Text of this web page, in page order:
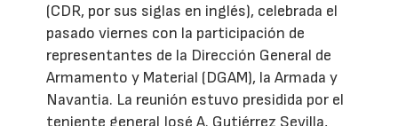
(CDR, por sus siglas en inglés), celebrada el
pasado viernes con la participación de
representantes de la Dirección General de
Armamento y Material (DGAM), la Armada y
Navantia. La reunión estuvo presidida por el
teniente general José A. Gutiérrez Sevilla,